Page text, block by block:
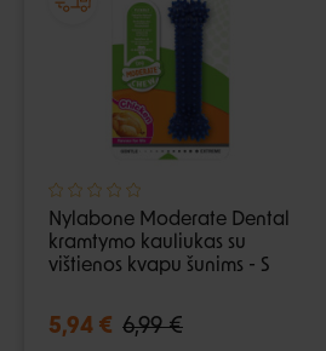
Nylabone Moderate Dental
kramtymo kauliukas su
vištienos kvapu šunims - S
5,94 € 6,99 €